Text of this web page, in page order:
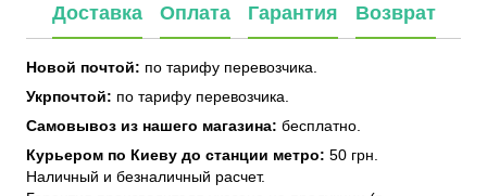
Доставка Оплата Гарантия Возврат
Новой почтой: по тарифу перевозчика.
Укрпочтой: по тарифу перевозчика.
Самовывоз из нашего магазина: бесплатно.
Курьером по Киеву до станции метро: 50 грн.
Наличный и безналичный расчет.